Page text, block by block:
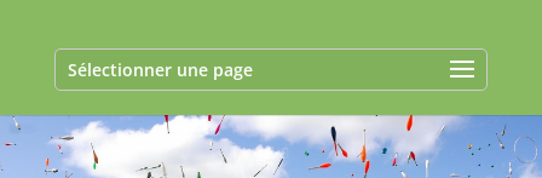
Sélectionner une page